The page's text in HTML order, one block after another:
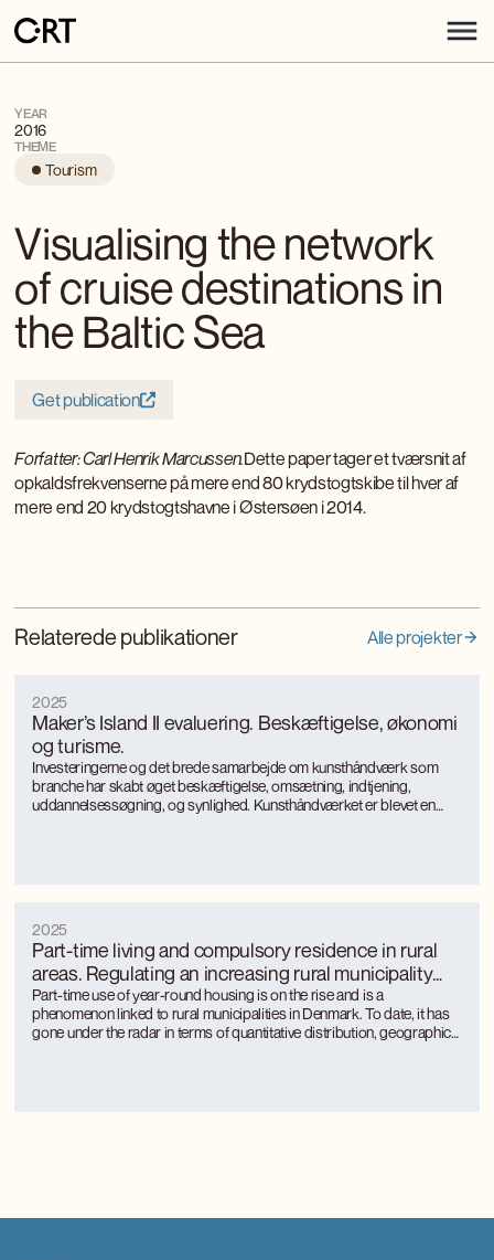
YEAR
2016
THEME
Tourism
Visualising the network
of cruise destinations in
the Baltic Sea
Get publication
Forfatter: Carl Henrik Marcussen.Dette paper tager et tværsnit af
opkaldsfrekvenserne på mere end 80 krydstogtskibe til hver af
mere end 20 krydstogtshavne i Østersøen i 2014.
Relaterede publikationer Alle projekter
Maker’s Island II evaluering. Beskæftigelse, økonomi
og turisme.
2025
Investeringerne og det brede samarbejde om kunsthåndværk som
branche har skabt øget beskæftigelse, omsætning, indtjening,
uddannelsessøgning, og synlighed. Kunsthåndværket er blevet en
Part-time living and compulsory residence in rural
areas. Regulating an increasing rural municipality
phenomenon
2025
Part-time use of year-round housing is on the rise and is a
phenomenon linked to rural municipalities in Denmark. To date, it has
gone under the radar in terms of quantitative distribution, geographical